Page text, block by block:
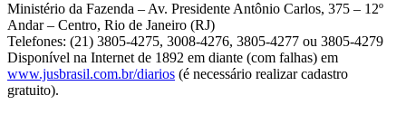
Ministério da Fazenda – Av. Presidente Antônio Carlos, 375 – 12º
Andar – Centro, Rio de Janeiro (RJ)
Telefones: (21) 3805-4275, 3008-4276, 3805-4277 ou 3805-4279
Disponível na Internet de 1892 em diante (com falhas) em
www.jusbrasil.com.br/diarios (é necessário realizar cadastro
gratuito).